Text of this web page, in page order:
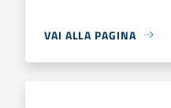
VAI ALLA PAGINA